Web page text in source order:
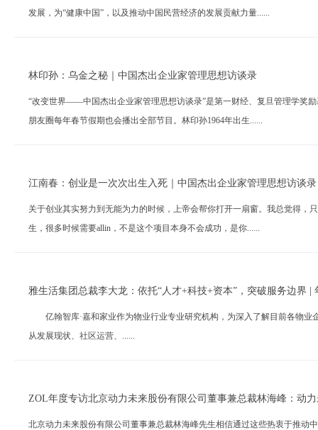
发展，为“健康中国”，以及推动中国民营经济的发展贡献力量......
林印孙：乌金之秘｜中国杰出企业家管理思想访谈录
“改变世界——中国杰出企业家管理思想访谈录”是第一财经、复旦管理学奖
朋友圈每年春节假期也会播出全部节目。林印孙1964年出生......
江南春：创业是一次次出生入死｜中国杰出企业家管理思想访谈录
关于创业其实努力到无能为力的时候，上帝会帮你打开一扇窗。我总觉得
生，很多时候需要allin，不是这个项目本身不会成功，是你......
雅生活集团总裁李大龙：依托“人才+科技+资本”，突破服务边界 |
亿翰智库·嘉和家业作为物业行业专业研究机构，为深入了解目前各物业
从发展现状、社区运营、......
ZOL年度专访北京动力未来股份有限公司董事兼总裁林海峰：动
北京动力未来股份有限公司董事兼总裁林海峰先生相信通过这些热衷于推动